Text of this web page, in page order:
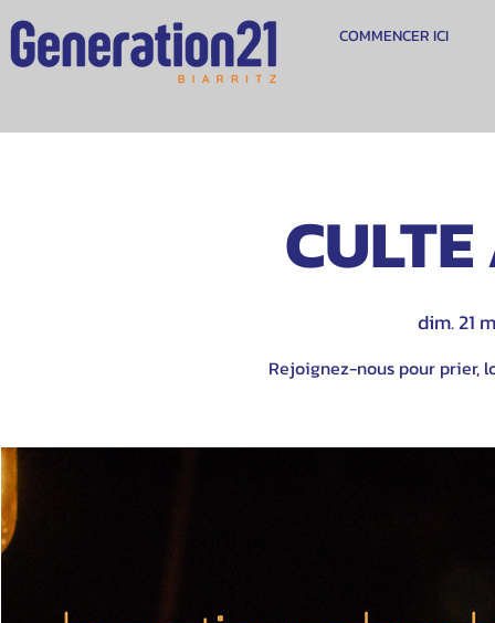
COMMENCER ICI
dim. 21
Rejoignez-nous pour prier,